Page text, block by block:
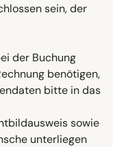
sein, der
der Buchung
benötigen,
bitte in das
sowie
unterliegen